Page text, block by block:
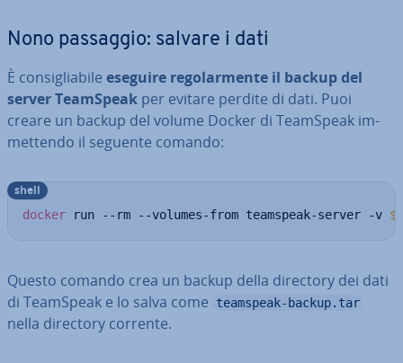
Nono passaggio: salvare i dati
È con­si­glia­bi­le eseguire re­go­lar­men­te il backup del
server TeamSpeak per evitare perdite di dati. Puoi
creare un backup del volume Docker di TeamSpeak im­
met­ten­do il seguente comando:
docker run --rm --volumes-from teamspeak-server -v $(
shell
Questo comando crea un backup della directory dei dati
di TeamSpeak e lo salva come
teamspeak-backup.tar
nella directory corrente.